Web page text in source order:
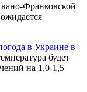
Франковской
в Украине в
будет
на 1,0-1,5